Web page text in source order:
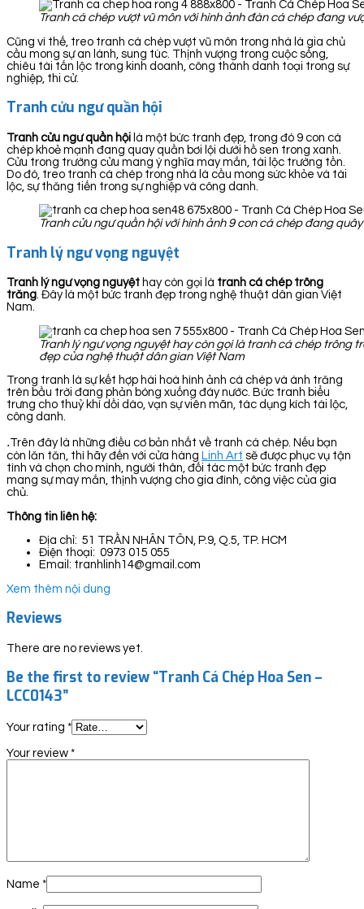
Tranh cá chép vượt vũ môn với hình ảnh đàn cá chép đang
Cũng vì thế, treo tranh cá chép vượt vũ môn trong nhà là gia chủ
cầu mong sự an lành, sung túc. Thịnh vượng trong cuộc sống,
chiêu tài tấn lộc trong kinh doanh, công thành danh toại trong sự
nghiệp, thi cử.
Tranh cửu ngư quần hội
Tranh cửu ngư quần hội là một bức tranh đẹp, trong đó 9 con cá
chép khoẻ mạnh đang quay quần bơi lội dưới hồ sen trong xanh.
Cửu trong trường cửu mang ý nghĩa may mắn, tài lộc trường tồn.
Do đó, treo tranh cá chép trong nhà là cầu mong sức khỏe và tài
lộc, sự thăng tiến trong sự nghiệp và công danh.
Tranh cửu ngư quần hội với hình ảnh 9 con cá chép đang
Tranh lý ngư vọng nguyệt
Tranh lý ngư vọng nguyệt hay còn gọi là tranh cá chép trông
trăng . Đây là một bức tranh đẹp trong nghệ thuật dân gian Việt
Nam.
Tranh lý ngư vọng nguyệt hay còn gọi là tranh cá chép trông
đẹp của nghệ thuật dân gian Việt Nam
Trong tranh là sự kết hợp hài hoà hình ảnh cá chép và ánh trăng
trên bầu trời đang phản bóng xuống đáy nước. Bức tranh biểu
trưng cho thuỷ khí dồi dào, vạn sự viên mãn, tác dụng kích tài lộc,
công danh.
.Trên đây là những điều cơ bản nhất về tranh cá chép. Nếu bạn
còn lăn tăn, thì hãy đến với cửa hàng Linh Art sẽ được phục vụ tận
tình và chọn cho mình, người thân, đối tác một bức tranh đẹp
mang sự may mắn, thịnh vượng cho gia đình, công việc của gia
chủ.
Thông tin liên hệ:
Địa chỉ: 51 TRẦN NHÂN TÔN, P.9, Q.5, TP. HCM
Điện thoại: 0973 015 055
Email: tranhlinh14@gmail.com
Xem thêm nội dung
Reviews
There are no reviews yet.
Be the first to review “Tranh Cá Chép Hoa Sen –
LCC0143”
Your rating *
Your review *
Name *